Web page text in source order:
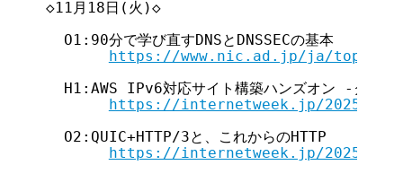
◇11月18日(火)◇
  O1:90分で学び直すDNSとDNSSECの基本
https://www.nic.ad.jp/ja/topics/
H1:AWS IPv6対応サイト構築ハンズオン -クラウ
https://internetweek.jp/2025/
  O2:QUIC+HTTP/3と、これからのHTTP
https://internetweek.jp/2025/